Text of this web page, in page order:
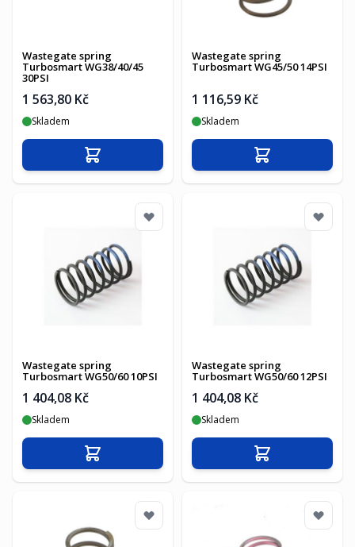
Wastegate spring
Turbosmart WG38/40/45
30PSI
1 563,80 Kč
Skladem
Přidat do košíku
Wastegate spring
Turbosmart WG45/50 14PSI
1 116,59 Kč
Skladem
Přidat do košíku
Wastegate spring
Turbosmart WG50/60 10PSI
1 404,08 Kč
Skladem
Přidat do košíku
Wastegate spring
Turbosmart WG50/60 12PSI
1 404,08 Kč
Skladem
Přidat do košíku